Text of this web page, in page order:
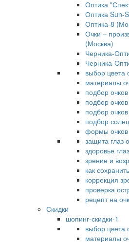
Оптика
Оптика Sun-
Оптика-8
Очки –
(Москва)
Черника-
Черника-
выбор цвета
материалы
подбор
подбор
подбор
подбор
формы очков
защита глаз
здоровье глаз
зрение и
как
коррекция
проверка
рецепт на
Скидки
шопинг-скидки-1
выбор цвета
материалы